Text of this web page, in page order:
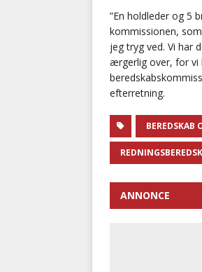
”En holdleder og 5
kommissionen,
jeg tryg ved. Vi har
ærgerlig over, for vi
efterretning.
BEREDSKAB
ANNONCE